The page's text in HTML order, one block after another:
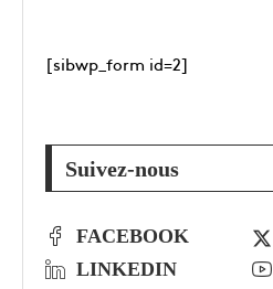
[sibwp_form id=2]
Suivez-nous
FACEBOOK
LINKEDIN